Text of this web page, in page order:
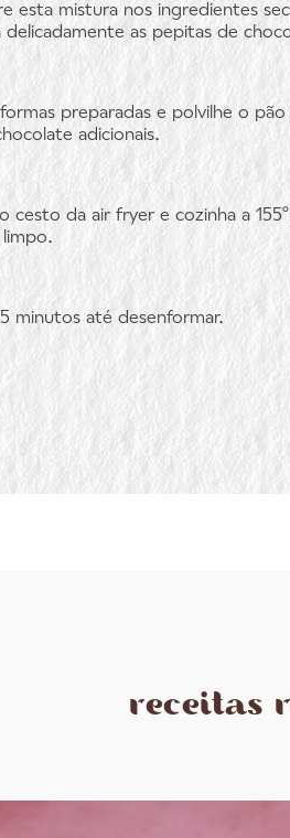
esta mistura nos ingredientes
delicadamente as pepitas de
formas preparadas e polvilhe o
adicionais.
cesto da air fryer e cozinha a
minutos até desenformar.
receitas